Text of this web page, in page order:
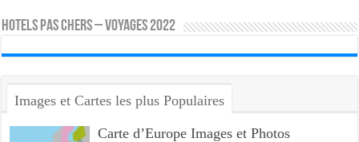
HOTELS PAS CHERS – VOYAGES 2022
Images et Cartes les plus Populaires
Carte d’Europe Images et Photos